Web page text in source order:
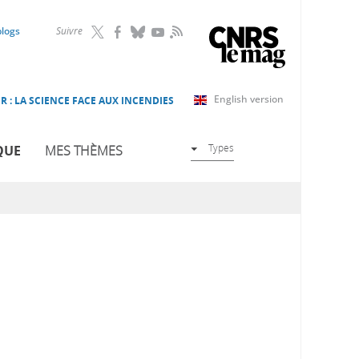
Suivre RSS
English version
: LA SCIENCE FACE AUX INCENDIES
MES THÈMES Types